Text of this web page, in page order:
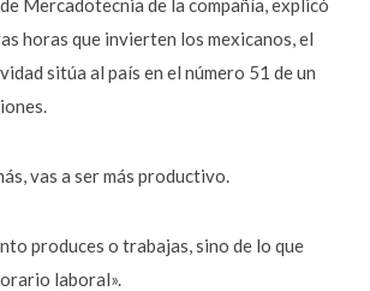
Mercadotecnia de la compañía, explicó
horas que invierten los mexicanos, el
sitúa al país en el número 51 de un
vas a ser más productivo.
produces o trabajas, sino de lo que
laboral».